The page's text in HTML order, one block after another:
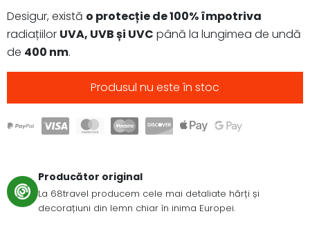
Desigur, există o protecție de 100% împotriva
radiațiilor UVA, UVB și UVC până la lungimea de undă
de 400 nm.
Produsul nu este în stoc
Producător original
La 68travel producem cele mai detaliate hărți și
decorațiuni din lemn chiar în inima Europei.